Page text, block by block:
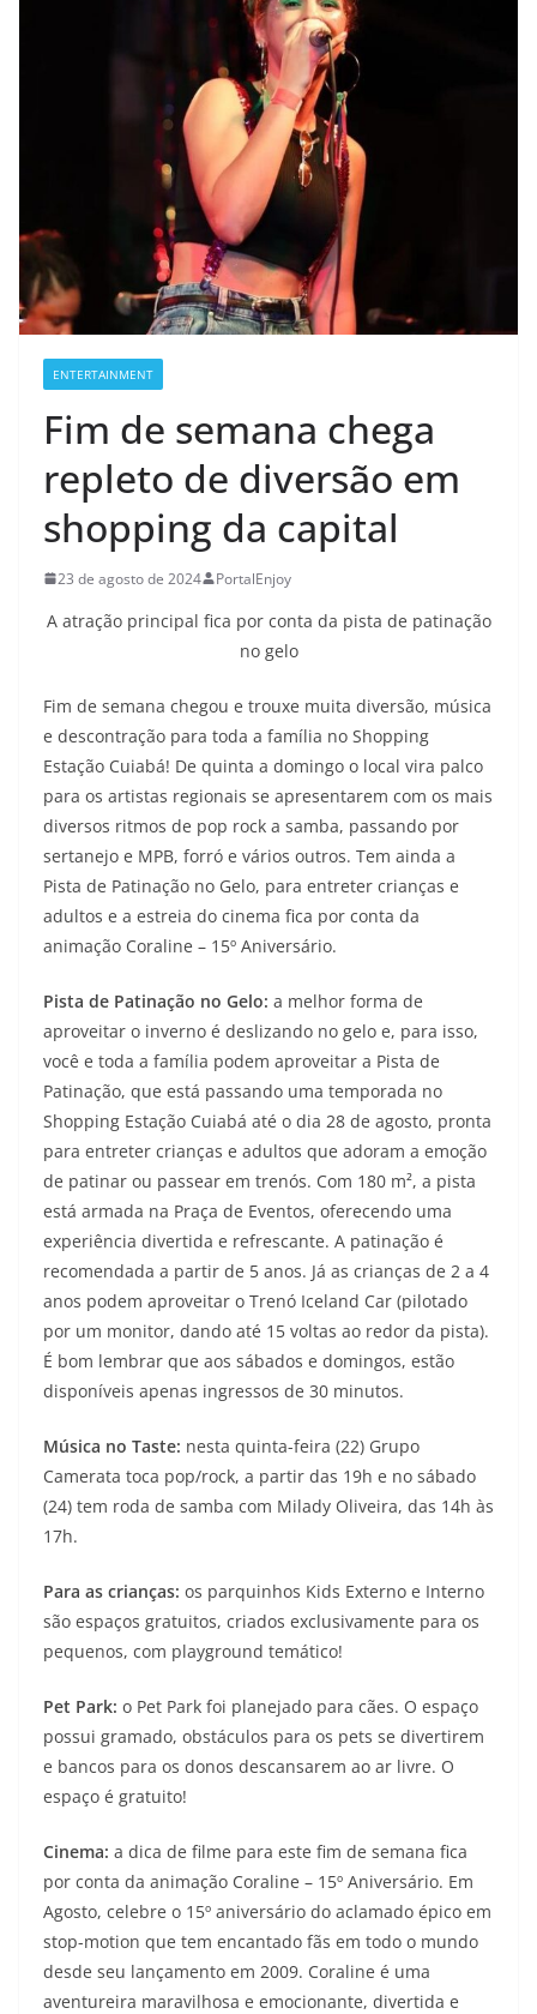
ENTERTAINMENT
Fim de semana chega
repleto de diversão em
shopping da capital
23 de agosto de 2024 PortalEnjoy
A atração principal fica por conta da pista de patinação
no gelo
Fim de semana chegou e trouxe muita diversão, música
e descontração para toda a família no Shopping
Estação Cuiabá! De quinta a domingo o local vira palco
para os artistas regionais se apresentarem com os mais
diversos ritmos de pop rock a samba, passando por
sertanejo e MPB, forró e vários outros. Tem ainda a
Pista de Patinação no Gelo, para entreter crianças e
adultos e a estreia do cinema fica por conta da
animação Coraline – 15º Aniversário.
Pista de Patinação no Gelo: a melhor forma de
aproveitar o inverno é deslizando no gelo e, para isso,
você e toda a família podem aproveitar a Pista de
Patinação, que está passando uma temporada no
Shopping Estação Cuiabá até o dia 28 de agosto, pronta
para entreter crianças e adultos que adoram a emoção
de patinar ou passear em trenós. Com 180 m², a pista
está armada na Praça de Eventos, oferecendo uma
experiência divertida e refrescante. A patinação é
recomendada a partir de 5 anos. Já as crianças de 2 a 4
anos podem aproveitar o Trenó Iceland Car (pilotado
por um monitor, dando até 15 voltas ao redor da pista).
É bom lembrar que aos sábados e domingos, estão
disponíveis apenas ingressos de 30 minutos.
Música no Taste: nesta quinta-feira (22) Grupo
Camerata toca pop/rock, a partir das 19h e no sábado
(24) tem roda de samba com Milady Oliveira, das 14h às
17h.
Para as crianças: os parquinhos Kids Externo e Interno
são espaços gratuitos, criados exclusivamente para os
pequenos, com playground temático!
Pet Park: o Pet Park foi planejado para cães. O espaço
possui gramado, obstáculos para os pets se divertirem
e bancos para os donos descansarem ao ar livre. O
espaço é gratuito!
Cinema: a dica de filme para este fim de semana fica
por conta da animação Coraline – 15º Aniversário. Em
Agosto, celebre o 15º aniversário do aclamado épico em
stop-motion que tem encantado fãs em todo o mundo
desde seu lançamento em 2009. Coraline é uma
aventureira maravilhosa e emocionante, divertida e